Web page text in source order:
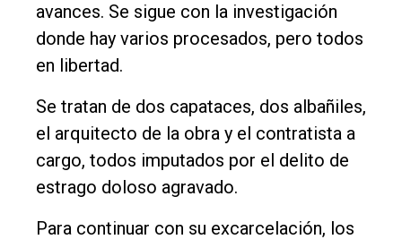
avances. Se sigue con la investigación
donde hay varios procesados, pero todos
en libertad.
Se tratan de dos capataces, dos albañiles,
el arquitecto de la obra y el contratista a
cargo, todos imputados por el delito de
estrago doloso agravado.
Para continuar con su excarcelación, los